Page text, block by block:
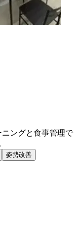
ングと食事管理で
姿勢改善